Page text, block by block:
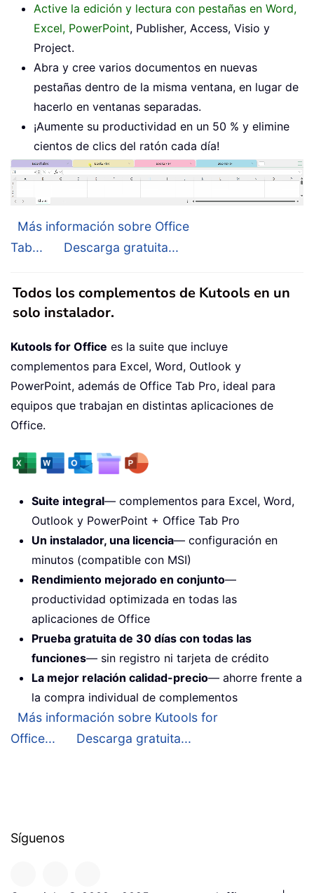
Active la edición y lectura con pestañas en Word,
Excel, PowerPoint, Publisher, Access, Visio y
Project.
Abra y cree varios documentos en nuevas
pestañas dentro de la misma ventana, en lugar de
hacerlo en ventanas separadas.
¡Aumente su productividad en un 50 % y elimine
cientos de clics del ratón cada día!
Más información sobre Office
Tab...
Descarga gratuita...
Todos los complementos de Kutools en un
solo instalador.
Kutools for Office es la suite que incluye
complementos para Excel, Word, Outlook y
PowerPoint, además de Office Tab Pro, ideal para
equipos que trabajan en distintas aplicaciones de
Office.
Suite integral— complementos para Excel, Word,
Outlook y PowerPoint + Office Tab Pro
Un instalador, una licencia— configuración en
minutos (compatible con MSI)
Rendimiento mejorado en conjunto—
productividad optimizada en todas las
aplicaciones de Office
Prueba gratuita de 30 días con todas las
funciones— sin registro ni tarjeta de crédito
La mejor relación calidad-precio— ahorre frente a
la compra individual de complementos
Más información sobre Kutools for
Office...
Descarga gratuita...
Síguenos